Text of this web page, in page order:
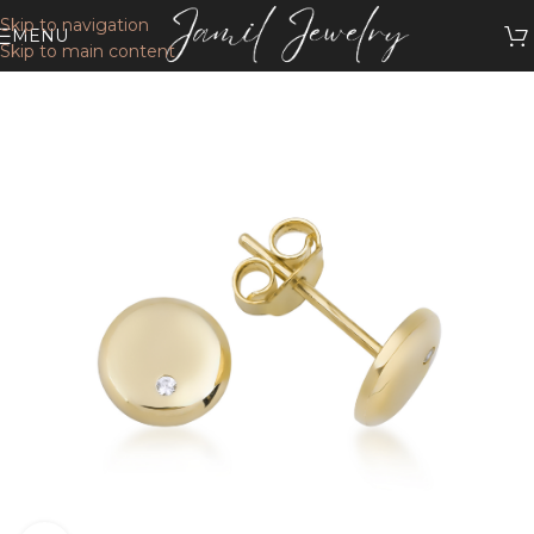
Skip to navigation
Skip to main content
MENU